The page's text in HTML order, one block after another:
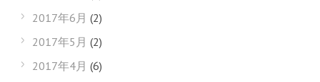
2017年6月 (2)
2017年5月 (2)
2017年4月 (6)